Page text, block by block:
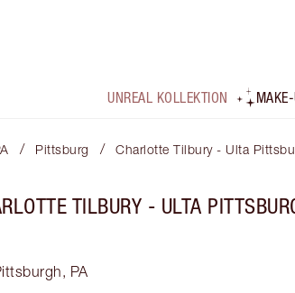
UNREAL KOLLEKTION
/ Pittsburg / Charlotte Tilbury - Ulta
TILBURY - ULTA
PA